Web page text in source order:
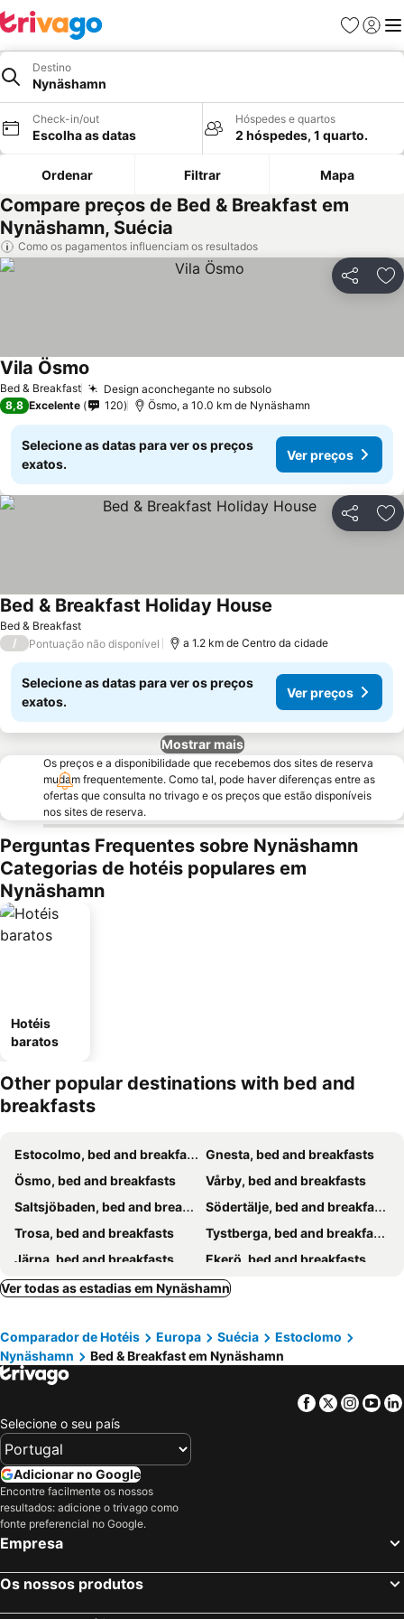
Favoritos
Iniciar
Destino
Nynäshamn
Check-in/out
Escolha as datas
Hóspedes e quartos
2 hóspedes, 1 quarto.
Ordenar Filtrar Mapa
Compare preços de Bed & Breakfast em
Nynäshamn, Suécia
Como os pagamentos influenciam os resultados
Partilhar
Bed & Breakfast Design aconchegante no subsoloVer preços
Vila Ösmo
8,8 Excelente 120 Ösmo, a 10.0 km de Nynäshamn
Selecione as datas para ver os preços
exatos.
Ver preços
Partilhar
Bed & Breakfast
Bed & Breakfast Holiday House
/ Pontuação não disponível a 1.2 km de Centro da cidade
Selecione as datas para ver os preços
exatos.
Ver preços
Mostrar mais
Os preços e a disponibilidade que recebemos dos sites de reserva
mudam frequentemente. Como tal, pode haver diferenças entre as
ofertas que consulta no trivago e os preços que estão disponíveis
nos sites de reserva.
Perguntas Frequentes sobre Nynäshamn
Categorias de hotéis populares em
Nynäshamn
Hotéis
baratos
Other popular destinations with bed and
breakfasts
Estocolmo, bed and breakfasts
Gnesta, bed and breakfasts
Ösmo, bed and breakfasts
Vårby, bed and breakfasts
Saltsjöbaden, bed and breakfasts
Södertälje, bed and breakfasts
Trosa, bed and breakfasts
Tystberga, bed and breakfasts
Järna, bed and breakfasts
Ekerö, bed and breakfasts
Hägersten, bed and breakfasts
Skå, bed and breakfasts
Huddinge, bed and breakfasts
Nacka, bed and breakfasts
Ver todas as estadias em Nynäshamn
Comparador de Hotéis Europa Suécia
Estoclomo
Nynäshamn
Bed & Breakfast em Nynäshamn
Facebook
Twitter
Selecione o seu país
Adicionar no Google
Encontre facilmente os nossos
resultados: adicione o trivago como
fonte preferencial no Google.
Empresa
Os nossos produtos